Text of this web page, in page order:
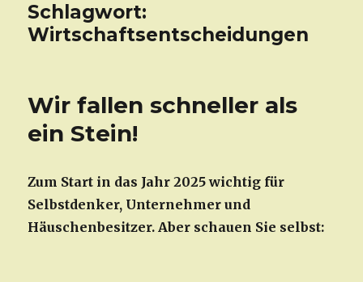
Schlagwort:
Wirtschaftsentscheidungen
Wir fallen schneller als
ein Stein!
Zum Start in das Jahr 2025 wichtig für
Selbstdenker, Unternehmer und
Häuschenbesitzer. Aber schauen Sie selbst: